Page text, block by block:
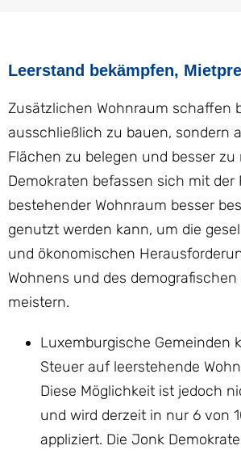
Leerstand bekämpfen,
Zusätzlichen Wohnraum schaffen
ausschließlich zu bauen, sondern
Flächen zu belegen und besser
Demokraten befassen sich mit der
bestehender Wohnraum besser
genutzt werden kann, um die
und ökonomischen
Wohnens und des demografischen
meistern.
Luxemburgische Gemeinden
Steuer auf leerstehende
Diese Möglichkeit ist jedoch
und wird derzeit in nur 6 von
appliziert. Die Jonk